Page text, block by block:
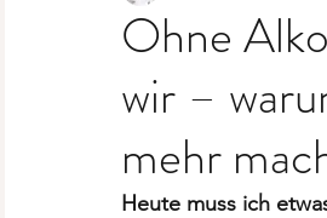
Ohne
wir –
mehr
Heute muss ich